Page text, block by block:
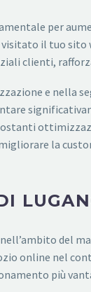
per
il tuo sito
clienti,
e nella
la
del
online nel
più